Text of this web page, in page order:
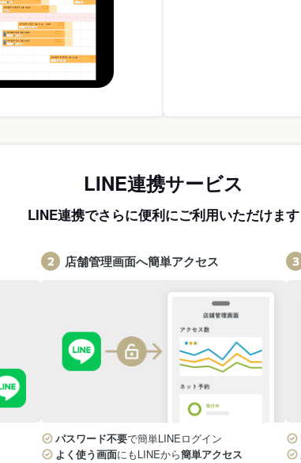
LINE連携サービス
LINE連携でさらに便利にご利用いただけます
店舗管理画面へ簡単アクセス
パスワード不要で簡単LINEログイン
よく使う画面にもLINEから簡単アクセス